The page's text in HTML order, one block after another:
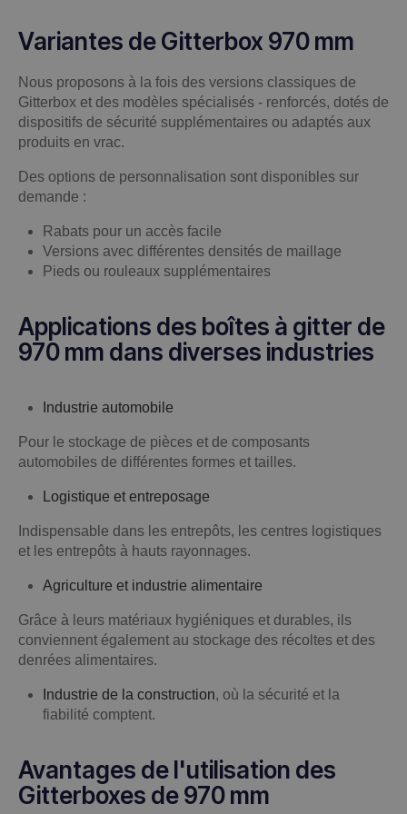
Variantes de Gitterbox 970 mm
Nous proposons à la fois des versions classiques de
Gitterbox et des modèles spécialisés - renforcés, dotés de
dispositifs de sécurité supplémentaires ou adaptés aux
produits en vrac.
Des options de personnalisation sont disponibles sur
demande :
Rabats pour un accès facile
Versions avec différentes densités de maillage
Pieds ou rouleaux supplémentaires
Applications des boîtes à gitter de
970 mm dans diverses industries
Industrie automobile
Pour le stockage de pièces et de composants
automobiles de différentes formes et tailles.
Logistique et entreposage
Indispensable dans les entrepôts, les centres logistiques
et les entrepôts à hauts rayonnages.
Agriculture et industrie alimentaire
Grâce à leurs matériaux hygiéniques et durables, ils
conviennent également au stockage des récoltes et des
denrées alimentaires.
Industrie de la construction, où la sécurité et la
fiabilité comptent.
Avantages de l'utilisation des
Gitterboxes de 970 mm